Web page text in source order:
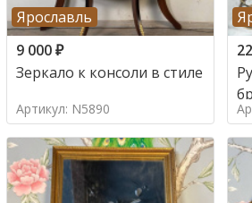
Ярославль
9 000₽
Зеркало к консоли в стиле
Артикул: N5890
в